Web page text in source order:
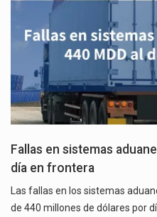
Fallas en sistemas
día en frontera
Las fallas en los sistemas
de 440 millones de dólares por